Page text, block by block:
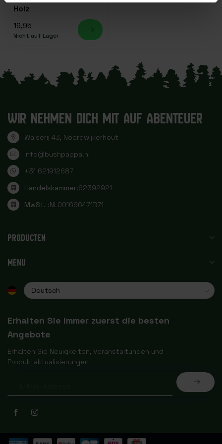
Holz
19,95
Nicht auf Lager
WIR NEHMEN DICH MIT AUF ABENTEUER
Walserij 43, Noordwijkerhout
info@bushpappa.nl
+31 621912687
Handelskammer:62392921
MwSt. :NL001666471B71
PRODUCTEN
MENU
Erhalten Sie immer zuerst die besten
Angebote
Erhalten Sie Neuigkeiten, Veranstaltungen und
Produktaktualisierungen